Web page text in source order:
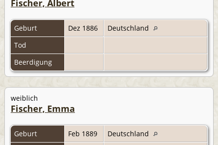
Fischer, Albert
Geburt Dez 1886
Deutschland
Tod
Beerdigung
weiblich
Fischer, Emma
Geburt Feb 1889
Deutschland